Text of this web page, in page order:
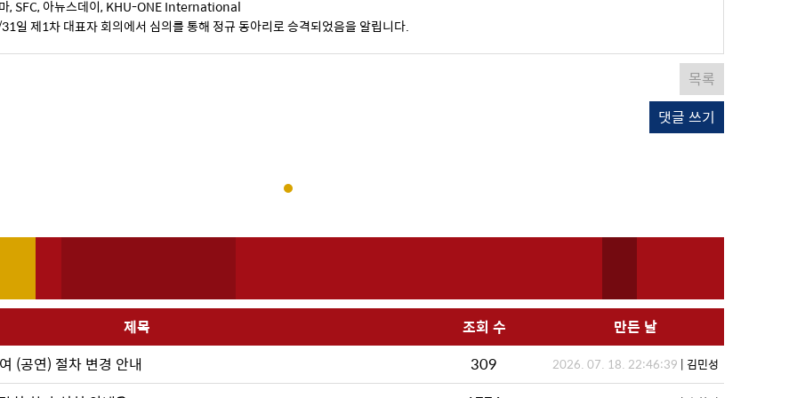
, SFC, 아뉴스데이, KHU-ONE International
일 제1차 대표자 회의에서 심의를 통해 정규 동아리로 승격되었음을 알립니다.
목록
댓글 쓰기
제목 조회 수
만든 날
(공연) 절차 변경 안내
309 2026. 07. 18. 22:46:39 | 김민성